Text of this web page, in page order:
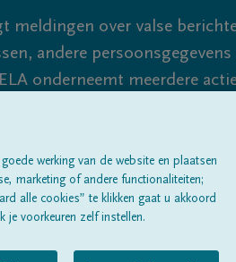
meldingen over valse
andere
onderneemt meerdere
waakzaam.
Over ons
werking van de website en plaatsen
marketing of andere functionaliteiten;
alle cookies” te klikken gaat u akkoord
voorkeuren zelf instellen.